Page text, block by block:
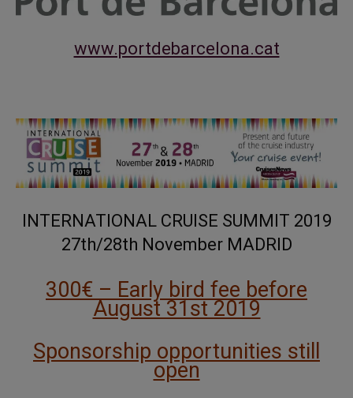
www.portdebarcelona.cat
INTERNATIONAL CRUISE SUMMIT 2019
27th/28th November MADRID
300€ – Early bird fee before
August 31st 2019
Sponsorship opportunities still
open